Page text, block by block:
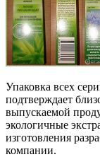
Упаковка всех
подтверждает
выпускаемой
экологичные
изготовления
компании.